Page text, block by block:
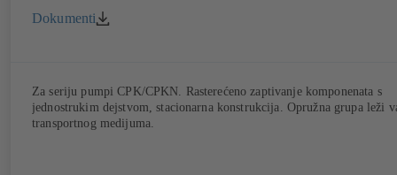
Dokumenti
Za seriju pumpi CPK/CPKN. Rasterećeno zaptivanje komponenata s
jednostrukim dejstvom, stacionarna konstrukcija. Opružna grupa leži
transportnog medijuma.